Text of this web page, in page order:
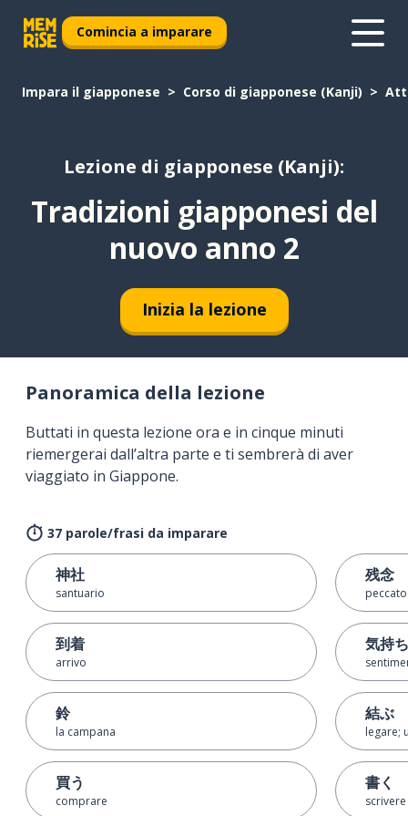
Comincia a imparare
Impara il giapponese Corso di giapponese (Kanji)
Lezione di giapponese (Kanji):
Tradizioni giapponesi del
nuovo anno 2
Inizia la lezione
Panoramica della lezione
Buttati in questa lezione ora e in cinque minuti
riemergerai dall’altra parte e ti sembrerà di aver
viaggiato in Giappone.
37 parole/frasi da imparare
神社
santuario
到着
arrivo
鈴
la campana
買う
comprare
残念
peccato
気持ち
結ぶ
legare;
書く
scrivere